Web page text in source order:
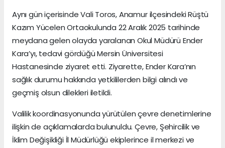
Aynı gün içerisinde Vali Toros, Anamur ilçesindeki Rüştü
Kazım Yücelen Ortaokulunda 22 Aralık 2025 tarihinde
meydana gelen olayda yaralanan Okul Müdürü Ender
Kara’yı, tedavi gördüğü Mersin Üniversitesi
Hastanesinde ziyaret etti. Ziyarette, Ender Kara’nın
sağlık durumu hakkında yetkililerden bilgi alındı ve
geçmiş olsun dilekleri iletildi.
Valilik koordinasyonunda yürütülen çevre denetimlerine
ilişkin de açıklamalarda bulunuldu. Çevre, Şehircilik ve
İklim Değişikliği İl Müdürlüğü ekiplerince il merkezi ve